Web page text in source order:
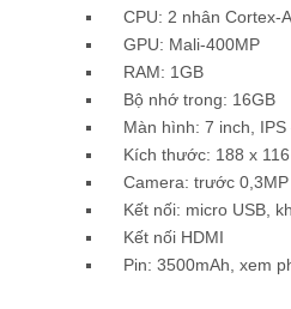
CPU: 2 nhân Cortex-
GPU: Mali-400MP
RAM: 1GB
Bộ nhớ trong: 16GB
Màn hình: 7 inch, IPS
Kích thước: 188 x 116
Camera: trước 0,3MP
Kết nối: micro USB,
Kết nối HDMI
Pin: 3500mAh, xem